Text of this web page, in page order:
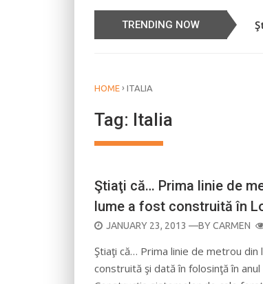
TRENDING NOW
HOME › ITALIA
Tag: Italia
Ştiaţi că… Prima linie de
lume a fost construită în
POSTED
JANUARY 23, 2013 —BYCARMEN
Ştiaţi că… Prima linie de metrou din
construită şi dată în folosinţă în